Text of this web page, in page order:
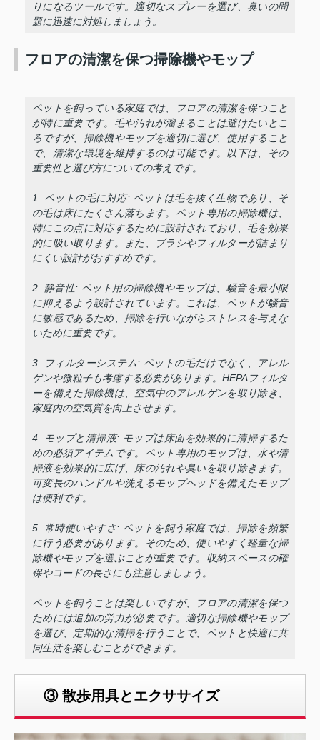
りになるツールです。適切なスプレーを選び、臭いの問
題に迅速に対処しましょう。
フロアの清潔を保つ掃除機やモップ
ペットを飼っている家庭では、フロアの清潔を保つこと
が特に重要です。毛や汚れが溜まることは避けたいとこ
ろですが、掃除機やモップを適切に選び、使用すること
で、清潔な環境を維持するのは可能です。以下は、その
重要性と選び方についての考えです。
1. ペットの毛に対応: ペットは毛を抜く生物であり、そ
の毛は床にたくさん落ちます。ペット専用の掃除機は、
特にこの点に対応するために設計されており、毛を効果
的に吸い取ります。また、ブラシやフィルターが詰まり
にくい設計がおすすめです。
2. 静音性: ペット用の掃除機やモップは、騒音を最小限
に抑えるよう設計されています。これは、ペットが騒音
に敏感であるため、掃除を行いながらストレスを与えな
いために重要です。
3. フィルターシステム: ペットの毛だけでなく、アレル
ゲンや微粒子も考慮する必要があります。HEPAフィルタ
ーを備えた掃除機は、空気中のアレルゲンを取り除き、
家庭内の空気質を向上させます。
4. モップと清掃液: モップは床面を効果的に清掃するた
めの必須アイテムです。ペット専用のモップは、水や清
掃液を効果的に広げ、床の汚れや臭いを取り除きます。
可変長のハンドルや洗えるモップヘッドを備えたモップ
は便利です。
5. 常時使いやすさ: ペットを飼う家庭では、掃除を頻繁
に行う必要があります。そのため、使いやすく軽量な掃
除機やモップを選ぶことが重要です。収納スペースの確
保やコードの長さにも注意しましょう。
ペットを飼うことは楽しいですが、フロアの清潔を保つ
ためには追加の労力が必要です。適切な掃除機やモップ
を選び、定期的な清掃を行うことで、ペットと快適に共
同生活を楽しむことができます。
③ 散歩用具とエクササイズ